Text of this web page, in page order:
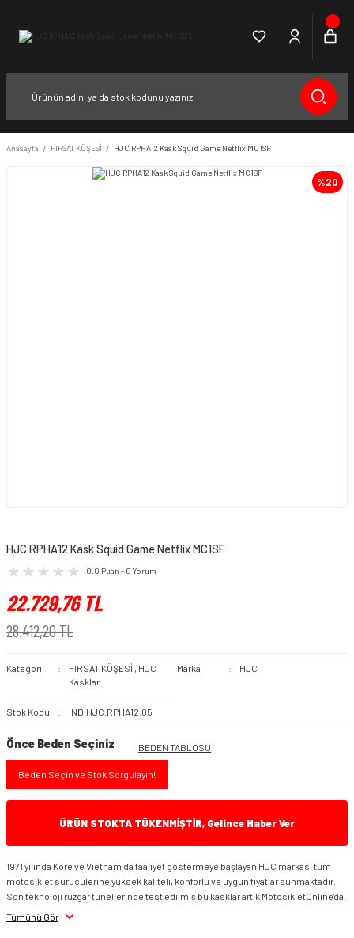
Anasayfa FIRSAT KÖŞESİ HJC RPHA12 Kask Squid Game Netflix MC1SF
%20
HJC RPHA12 Kask Squid Game Netflix MC1SF
0.0 Puan - 0 Yorum
22.729,76 TL
28.412,20 TL
Kategori FIRSAT KÖŞESİ , HJC
Kasklar
Marka HJC
Stok Kodu IND.HJC.RPHA12.05
Önce Beden Seçiniz BEDEN TABLOSU
Beden Seçin ve Stok Sorgulayın!
ÜRÜN STOKTA TÜKENMİŞTİR, Gelince Haber Ver
1971 yılında Kore ve Vietnam da faaliyet göstermeye başlayan HJC markası tüm
motosiklet sürücülerine yüksek kaliteli, konforlu ve uygun fiyatlar sunmaktadır.
Son teknoloji rüzgar tünellerinde test edilmiş bu kasklar artık MotosikletOnline'da!
Tümünü Gör